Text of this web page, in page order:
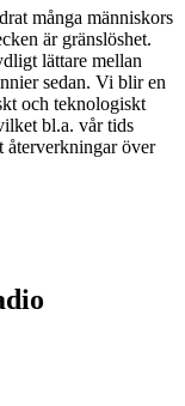
många människors
är gränslöshet.
lättare mellan
sedan. Vi blir en
och teknologiskt
bl.a. vår tids
återverkningar över